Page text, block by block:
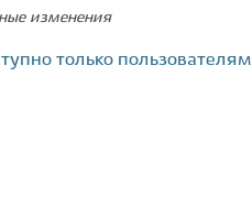
изменения
только пользователям